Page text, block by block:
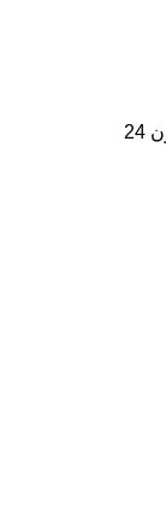
إعادة: ما عليك سوى مراسلتنا عبر البريد الإلكتروني أو الاتصال بنا بشأن مشكلات الشكاوى الخاصة بك ، وسوف نحيلها إلى الإدارات ذات الصلة لدينا ونعود إليك بحل راضي في غضون 24